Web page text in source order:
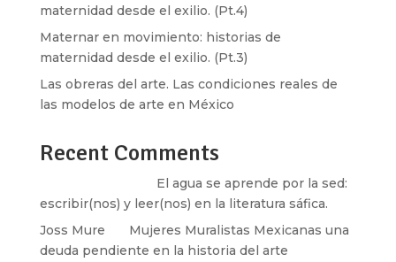
maternidad desde el exilio. (Pt.4)
Maternar en movimiento: historias de
maternidad desde el exilio. (Pt.3)
Las obreras del arte. Las condiciones reales de
las modelos de arte en México
Recent Comments
El agua se aprende por la sed:
escribir(nos) y leer(nos) en la literatura sáfica.
Joss Mure
Mujeres Muralistas Mexicanas una
deuda pendiente en la historia del arte